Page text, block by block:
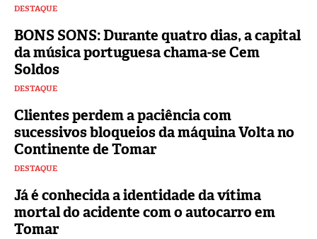
DESTAQUE
BONS SONS: Durante quatro dias, a capital
da música portuguesa chama-se Cem
Soldos
DESTAQUE
Clientes perdem a paciência com
sucessivos bloqueios da máquina Volta no
Continente de Tomar
DESTAQUE
Já é conhecida a identidade da vítima
mortal do acidente com o autocarro em
Tomar